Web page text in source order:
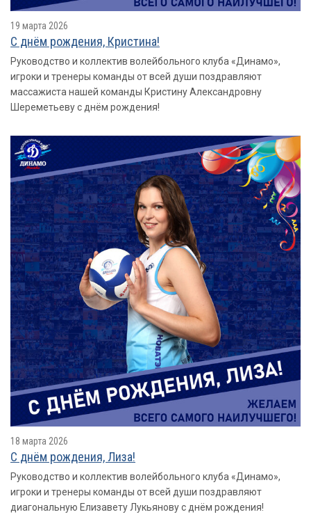
19 марта 2026
С днём рождения, Кристина!
Руководство и коллектив волейбольного клуба «Динамо»,
игроки и тренеры команды от всей души поздравляют
массажиста нашей команды Кристину Александровну
Шереметьеву с днём рождения!
18 марта 2026
С днём рождения, Лиза!
Руководство и коллектив волейбольного клуба «Динамо»,
игроки и тренеры команды от всей души поздравляют
диагональную Елизавету Лукьянову с днём рождения!